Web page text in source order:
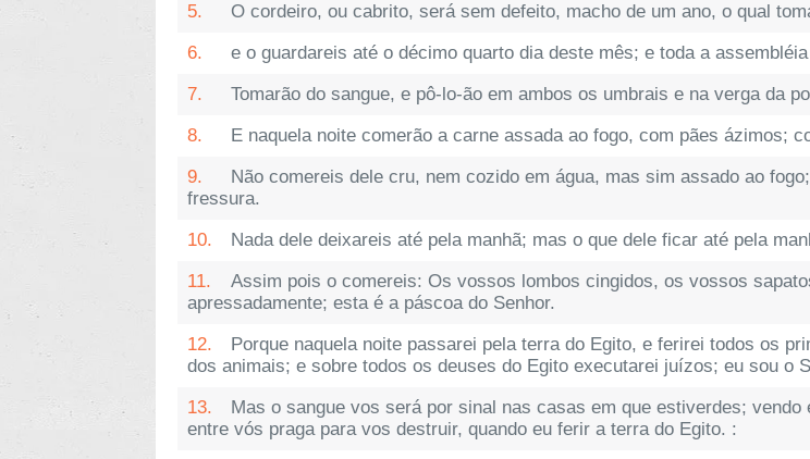
5.
O cordeiro, ou cabrito, será sem defeito, macho de um ano, o qual
6.
e o guardareis até o décimo quarto dia deste mês; e toda a
7.
Tomarão do sangue, e pô-lo-ão em ambos os umbrais e na verga da
8.
E naquela noite comerão a carne assada ao fogo, com pães ázimos;
9.
Não comereis dele cru, nem cozido em água, mas sim assado ao
fressura.
10.
Nada dele deixareis até pela manhã; mas o que dele ficar até pela
11.
Assim pois o comereis: Os vossos lombos cingidos, os vossos
apressadamente; esta é a páscoa do Senhor.
12.
Porque naquela noite passarei pela terra do Egito, e ferirei todos os
dos animais; e sobre todos os deuses do Egito executarei juízos; eu sou o
13.
Mas o sangue vos será por sinal nas casas em que estiverdes;
entre vós praga para vos destruir, quando eu ferir a terra do Egito. :